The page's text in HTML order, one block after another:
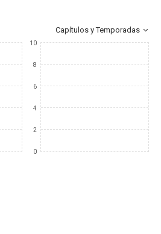
Capítulos y Temporadas
10
8
6
4
2
0